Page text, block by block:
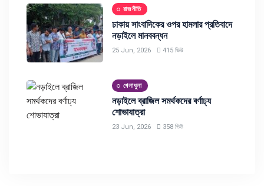
রাজনীতি
ঢাকায় সাংবাদিকের ওপর হামলার প্রতিবাদে
নড়াইলে মানববন্ধন
25 Jun, 2026 415 ভিউ
খেলাধুলা
নড়াইলে ব্রাজিল সমর্থকদের বর্ণাঢ্য
শোভাযাত্রা
23 Jun, 2026 358 ভিউ